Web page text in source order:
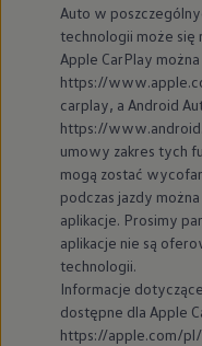
Auto w
technologii może się
Apple CarPlay
https://
carplay, a Android
https://
umowy zakres tych
mogą zostać
podczas jazdy
aplikacje. Prosimy
aplikacje nie są
technologii.
Informacje
dostępne dla Apple
https://apple.com/